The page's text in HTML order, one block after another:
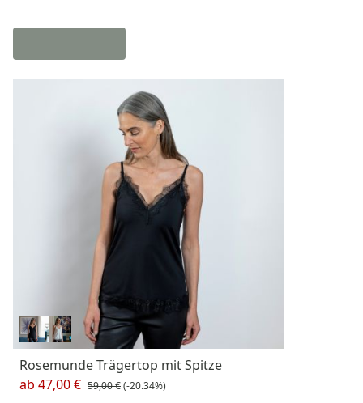
Rosemunde Trägertop mit Spitze
ab 47,00 € 59,00 €(-20.34%)